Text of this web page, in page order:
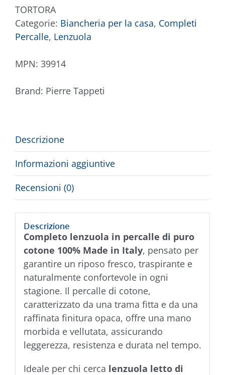
TORTORA
Categorie: Biancheria per la casa, Completi
Percalle, Lenzuola
MPN: 39914
Brand: Pierre Tappeti
Descrizione
Informazioni aggiuntive
Recensioni (0)
Descrizione
Completo lenzuola in percalle di puro
cotone 100% Made in Italy, pensato per
garantire un riposo fresco, traspirante e
naturalmente confortevole in ogni
stagione. Il percalle di cotone,
caratterizzato da una trama fitta e da una
raffinata finitura opaca, offre una mano
morbida e vellutata, assicurando
leggerezza, resistenza e durata nel tempo.
Ideale per chi cerca lenzuola letto di